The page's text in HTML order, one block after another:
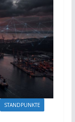
STANDPUNKTE